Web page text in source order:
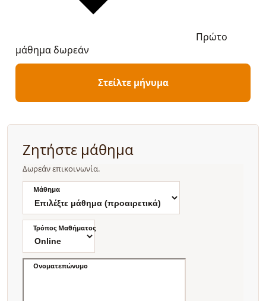
Πρώτο
μάθημα δωρεάν
Στείλτε μήνυμα
Ζητήστε μάθημα
Δωρεάν επικοινωνία.
Μάθημα
Τρόπος Μαθήματος
Ονοματεπώνυμο